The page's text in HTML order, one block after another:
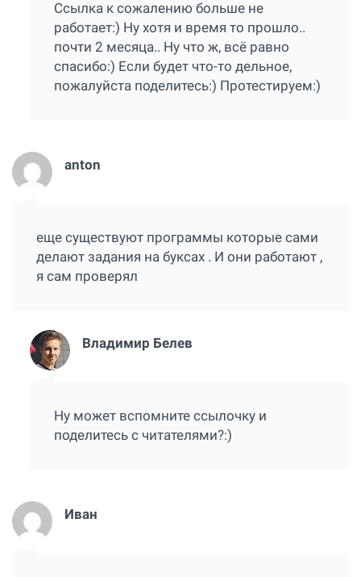
Ссылка к сожалению больше не
работает:) Ну хотя и время то прошло..
почти 2 месяца.. Ну что ж, всё равно
спасибо:) Если будет что-то дельное,
пожалуйста поделитесь:) Протестируем:)
anton
еще существуют программы которые сами
делают задания на буксах . И они работают ,
я сам проверял
Владимир Белев
Ну может вспомните ссылочку и
поделитесь с читателями?:)
Иван